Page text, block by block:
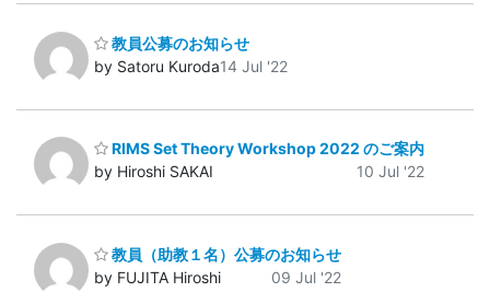
教員公募のお知らせ
by Satoru Kuroda14 Jul '22
RIMS Set Theory Workshop 2022 のご案内
by Hiroshi SAKAI
10 Jul '22
教員（助教１名）公募のお知らせ
by FUJITA Hiroshi
09 Jul '22